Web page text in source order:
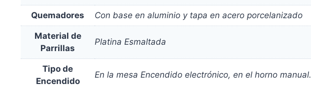
Quemadores Con base en aluminio y tapa en acero porcelanizado
Material de
Parrillas
Platina Esmaltada
Tipo de
Encendido
En la mesa Encendido electrónico, en el horno manual.